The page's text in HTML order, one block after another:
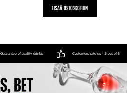
LISÄÄ OSTOSKORIIN
Guarantee of quality drinks Customers rate us 4.6 out of 5